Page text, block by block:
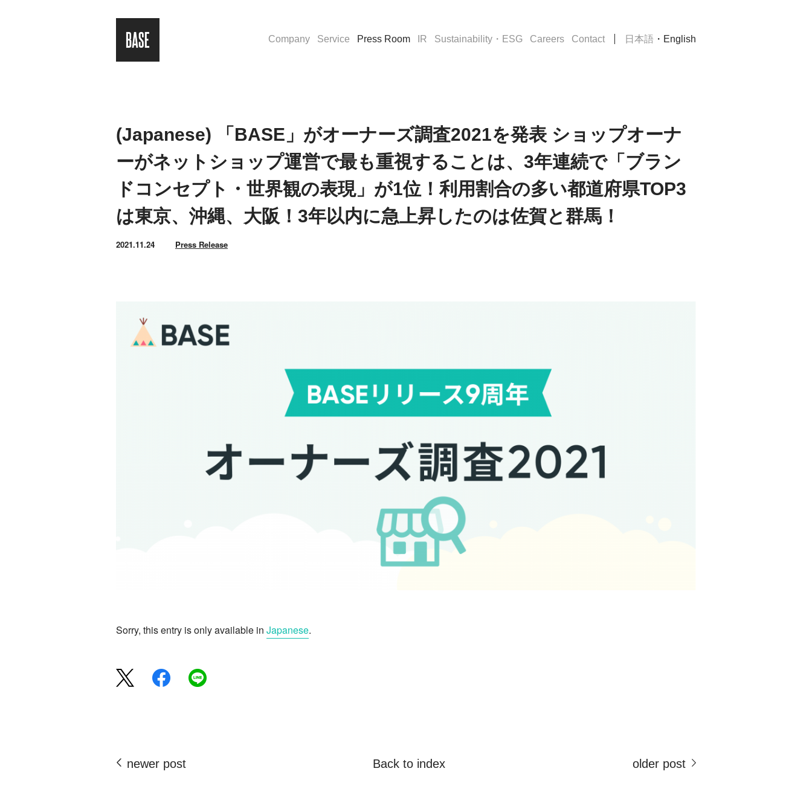
Company Service Press Room IR Sustainability・ESG Careers Contact 日本語 ・ English
(Japanese) 「BASE」がオーナーズ調査2021を発表 ショップオーナ
ーがネットショップ運営で最も重視することは、3年連続で「ブラン
ドコンセプト・世界観の表現」が1位！利用割合の多い都道府県TOP3
は東京、沖縄、大阪！3年以内に急上昇したのは佐賀と群馬！
2021.11.24 Press Release
Sorry, this entry is only available in Japanese.
newer post Back to index older post